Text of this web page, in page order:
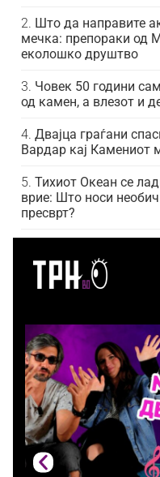
Што да направите
мечка: препораки од
еколошко друштво
Човек 50 години
од камен, а влезот и
Двајца граѓани
Вардар кај Камениот
Тихиот Океан се
врие: Што носи
пресврт?